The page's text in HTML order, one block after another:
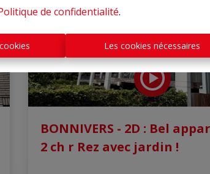
de confidentialité.
Les cookies nécessaires
BONNIVERS - 2D : Bel
2 ch r Rez avec jardin !